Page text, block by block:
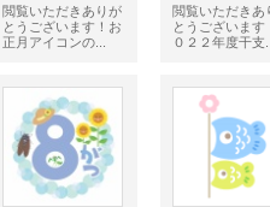
閲覧いただきありが
とうございます！お
正月アイコンの...
閲覧いただきあ
とうございます
０２２年度干支